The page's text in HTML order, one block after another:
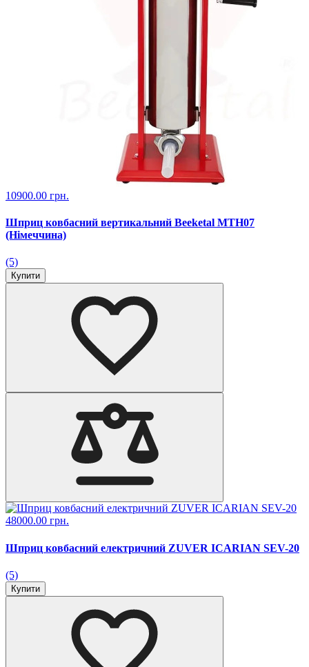
10900.00 грн.
Шприц ковбасний вертикальний Beeketal MTH07
(Німеччина)
(5)
Купити
48000.00 грн.
Шприц ковбасний електричний ZUVER ICARIAN SEV-20
(5)
Купити